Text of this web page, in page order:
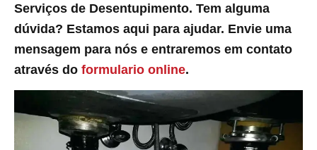
Serviços de Desentupimento. Tem alguma
dúvida? Estamos aqui para ajudar. Envie uma
mensagem para nós e entraremos em contato
através do formulario online.